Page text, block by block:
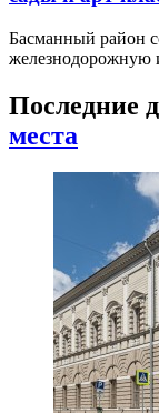
Басманный район
железнодорожную
Последние
места